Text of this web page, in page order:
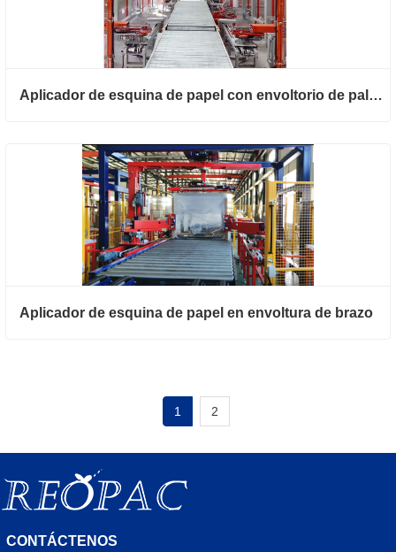
Aplicador de esquina de papel con envoltorio de paletas de brazo giratorio
Aplicador de esquina de papel en envoltura de brazo
1 2
CONTÁCTENOS